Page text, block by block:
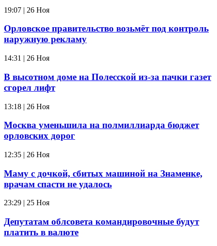
19:07 | 26 Ноя
Орловское правительство возьмёт под контроль
наружную рекламу
14:31 | 26 Ноя
В высотном доме на Полесской из-за пачки газет
сгорел лифт
13:18 | 26 Ноя
Москва уменьшила на полмиллиарда бюджет
орловских дорог
12:35 | 26 Ноя
Маму с дочкой, сбитых машиной на Знаменке,
врачам спасти не удалось
23:29 | 25 Ноя
Депутатам облсовета командировочные будут
платить в валюте